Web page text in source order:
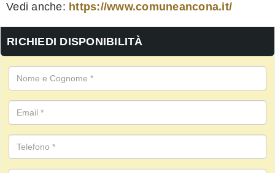
Vedi anche: https://www.comuneancona.it/
RICHIEDI DISPONIBILITÀ